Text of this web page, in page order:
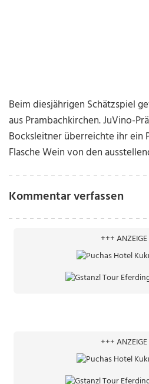
Beim diesjährigen Schätzspiel
aus Prambachkirchen. JuVino-
Bocksleitner überreichte ihr ein
Flasche Wein von den
Kommentar verfassen
+++
+++